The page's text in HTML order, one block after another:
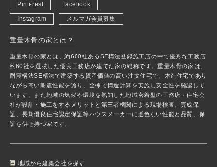
Pinterest facebook
Instagram メルマガ会員募集
重量木骨の家とは？
重量木骨の家とは、約600社あるSE構法登録施工店の中で優秀な工務店
約60社を選抜した優良工務店が建てた家の総称です。重量木骨の家は、
耐震構法SE構法で建築する資産価値の高い注文住宅で、木造住宅であり
ながら高い耐震性能を誇り、全棟で構造計算を実施し安全性を確認して
います。また地域の気候や環境を熟知した地域密着型の工務店・住宅会
社が設計・施工をするメリットと第三者機関による現場検査、完成保
証、長期優良住宅認定保証等ハウスメーカーに遜色ない性能と品質、保
証を併せ持つ家です。
地域から建築会社を探す